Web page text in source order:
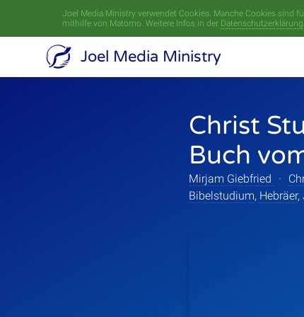
Joel Media Ministry verwendet Cookies. Manche Cookies sind
mithilfe von Matomo. Weitere Infos in der Datenschutzerklärung
Joel Media Ministry
Christ
Buch
Mirjam Giebfried ·
Bibelstudium, Hebräer,